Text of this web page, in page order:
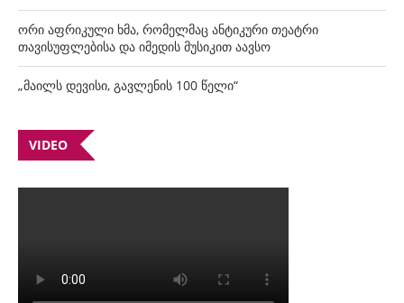
ორი აფრიკული ხმა, რომელმაც ანტიკური თეატრი
თავისუფლებისა და იმედის მუსიკით აავსო
„მაილს დევისი, გავლენის 100 წელი“
VIDEO